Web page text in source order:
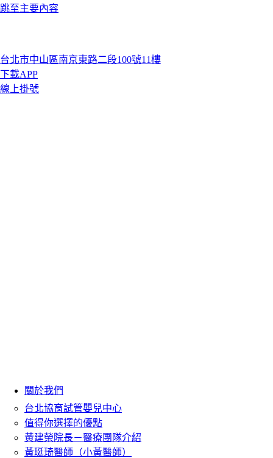
跳至主要內容
台北市中山區南京東路二段100號11樓
下載APP
線上掛號
關於我們
台北協育試管嬰兒中心
值得你選擇的優點
黃建榮院長－醫療團隊介紹
黃珽琦醫師（小黃醫師）